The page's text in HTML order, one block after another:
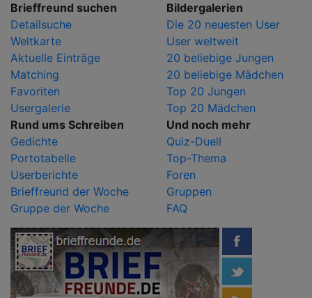
Brieffreund suchen
Detailsuche
Weltkarte
Aktuelle Einträge
Matching
Favoriten
Usergalerie
Bildergalerien
Die 20 neuesten User
User weltweit
20 beliebige Jungen
20 beliebige Mädchen
Top 20 Jungen
Top 20 Mädchen
Rund ums Schreiben
Gedichte
Portotabelle
Userberichte
Brieffreund der Woche
Gruppe der Woche
Und noch mehr
Quiz-Duell
Top-Thema
Foren
Gruppen
FAQ